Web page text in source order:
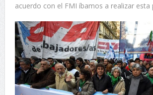
acuerdo con el FMI íbamos a realizar esta